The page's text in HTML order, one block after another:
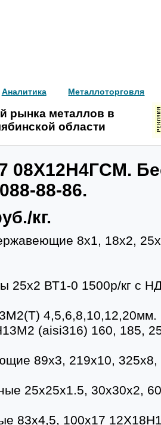
Аналитика Металлоторговля
рынка металлов в
области
08Х12Н4ГСМ.
88-86.
кг.
8х1, 18х2,
25х2 ВТ1-0 1500р/кг с
4,5,6,8,10,12,20мм.
(aisi316) 160, 185,
89х3, 219х10,
25х25х1.5, 30х30х2,
83х4,5, 100х17